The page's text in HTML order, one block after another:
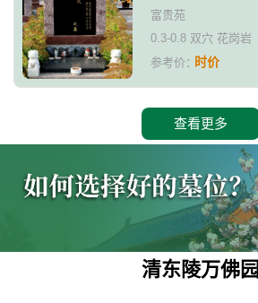
富贵苑
0.3-0.8 双穴 花岗岩
参考价：时价
查看更多
清东陵万佛园